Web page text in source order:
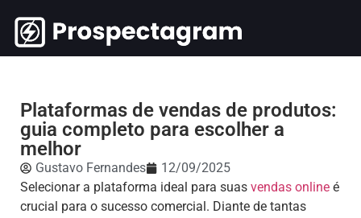
Plataformas de vendas de produtos:
guia completo para escolher a
melhor
Gustavo Fernandes
12/09/2025
Selecionar a plataforma ideal para suas vendas online é
crucial para o sucesso comercial. Diante de tantas